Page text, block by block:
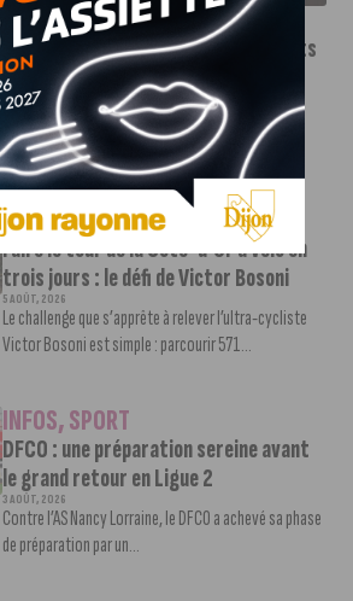
INFOS,SPORT
Le DFCO dévoile ses nouveaux maillots
pour la saison 2026-2027
6 AOÛT, 2026
Le club dijonnais a présenté ses nouveaux maillots
pour son retour en Ligue 2....
INFOS,SPORT
Faire le tour de la Côte-d’Or à vélo en
trois jours : le défi de Victor Bosoni
5 AOÛT, 2026
Le challenge que s’apprête à relever l’ultra-cycliste
Victor Bosoni est simple : parcourir 571...
INFOS,SPORT
DFCO : une préparation sereine avant
le grand retour en Ligue 2
3 AOÛT, 2026
Contre l’AS Nancy Lorraine, le DFCO a achevé sa phase
de préparation par un...